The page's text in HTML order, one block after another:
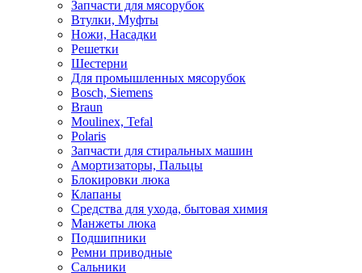
Запчасти для мясорубок
Втулки, Муфты
Ножи, Насадки
Решетки
Шестерни
Для промышленных мясорубок
Bosch, Siemens
Braun
Moulinex, Tefal
Polaris
Запчасти для стиральных машин
Амортизаторы, Пальцы
Блокировки люка
Клапаны
Средства для ухода, бытовая химия
Манжеты люка
Подшипники
Ремни приводные
Сальники